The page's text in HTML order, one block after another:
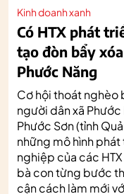
Kinh doanh xanh
Có HTX phát
tạo đòn bẩy
Phước Năng
Cơ hội thoát nghèo
người dân xã
Phước Sơn (tỉnh
những mô hình
nghiệp của các
bà con từng bước
cận cách làm mới